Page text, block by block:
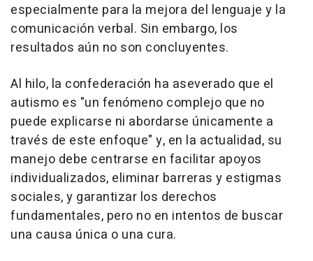
especialmente para la mejora del lenguaje y la
comunicación verbal. Sin embargo, los
resultados aún no son concluyentes.
Al hilo, la confederación ha aseverado que el
autismo es "un fenómeno complejo que no
puede explicarse ni abordarse únicamente a
través de este enfoque" y, en la actualidad, su
manejo debe centrarse en facilitar apoyos
individualizados, eliminar barreras y estigmas
sociales, y garantizar los derechos
fundamentales, pero no en intentos de buscar
una causa única o una cura.